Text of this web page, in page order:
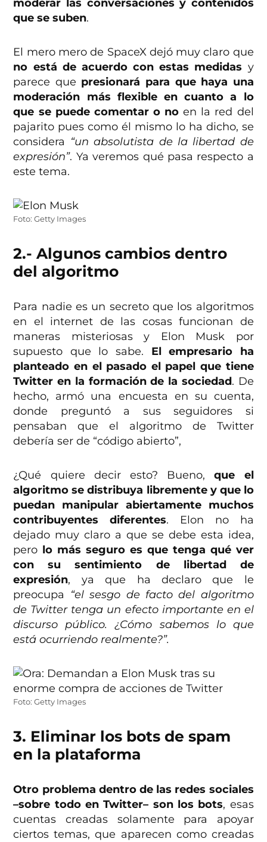
moderar las conversaciones y contenidos
que se suben.
El mero mero de SpaceX dejó muy claro que
no está de acuerdo con estas medidas y
parece que presionará para que haya una
moderación más flexible en cuanto a lo
que se puede comentar o no en la red del
pajarito pues como él mismo lo ha dicho, se
considera “un absolutista de la libertad de
expresión”. Ya veremos qué pasa respecto a
este tema.
Foto: Getty Images
2.- Algunos cambios dentro
del algoritmo
Para nadie es un secreto que los algoritmos
en el internet de las cosas funcionan de
maneras misteriosas y Elon Musk por
supuesto que lo sabe. El empresario ha
planteado en el pasado el papel que tiene
Twitter en la formación de la sociedad. De
hecho, armó una encuesta en su cuenta,
donde preguntó a sus seguidores si
pensaban que el algoritmo de Twitter
debería ser de “código abierto”,
¿Qué quiere decir esto? Bueno,que el
algoritmo se distribuya libremente y que lo
puedan manipular abiertamente muchos
contribuyentes diferentes. Elon no ha
dejado muy claro a que se debe esta idea,
pero lo más seguro es que tenga qué ver
con su sentimiento de libertad de
expresión, ya que ha declaro que le
preocupa
“el sesgo de facto del algoritmo
de Twitter tenga un efecto importante en el
discurso público. ¿Cómo sabemos lo que
está ocurriendo realmente?”.
Foto: Getty Images
3. Eliminar los bots de spam
en la plataforma
Otro problema dentro de las redes sociales
–sobre todo en Twitter– son los bots, esas
cuentas creadas solamente para apoyar
ciertos temas, que aparecen como creadas